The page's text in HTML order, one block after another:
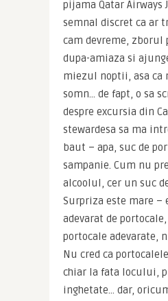
pijama Qatar Airways
semnal discret ca ar
cam devreme, zborul
dupa-amiaza si
miezul noptii, asa ca
somn… de fapt, o sa
despre excursia din
stewardesa sa ma
baut – apa, suc de
sampanie. Cum nu
alcoolul, cer un suc
Surpriza este mare –
adevarat de
portocale adevarate,
Nu cred ca
chiar la fata locului,
inghetate… dar,